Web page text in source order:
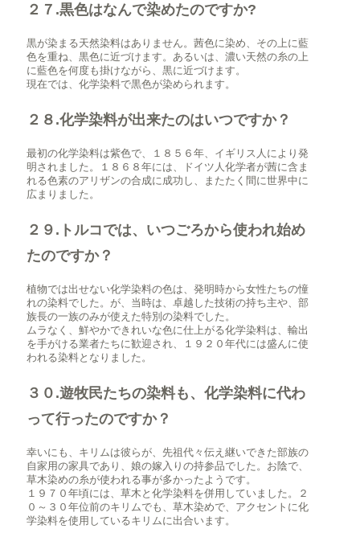
２７.黒色はなんで染めたのですか?
黒が染まる天然染料はありません。茜色に染め、その上に藍
色を重ね、黒色に近づけます。あるいは、濃い天然の糸の上
に藍色を何度も掛けながら、黒に近づけます。
現在では、化学染料で黒色が染められます。
２８.化学染料が出来たのはいつですか？
最初の化学染料は紫色で、１８５６年、イギリス人により発
明されました。１８６８年には、ドイツ人化学者が茜に含ま
れる色素のアリザンの合成に成功し、またたく間に世界中に
広まりました。
２９.トルコでは、いつごろから使われ始め
たのですか？
植物では出せない化学染料の色は、発明時から女性たちの憧
れの染料でした。が、当時は、卓越した技術の持ち主や、部
族長の一族のみが使えた特別の染料でした。
ムラなく、鮮やかできれいな色に仕上がる化学染料は、輸出
を手がける業者たちに歓迎され、１９２０年代には盛んに使
われる染料となりました。
３０.遊牧民たちの染料も、化学染料に代わ
って行ったのですか？
幸いにも、キリムは彼らが、先祖代々伝え継いできた部族の
自家用の家具であり、娘の嫁入りの持参品でした。お陰で、
草木染めの糸が使われる事が多かったようです。
１９７０年頃には、草木と化学染料を併用していました。２
０～３０年位前のキリムでも、草木染めで、アクセントに化
学染料を使用しているキリムに出合います。